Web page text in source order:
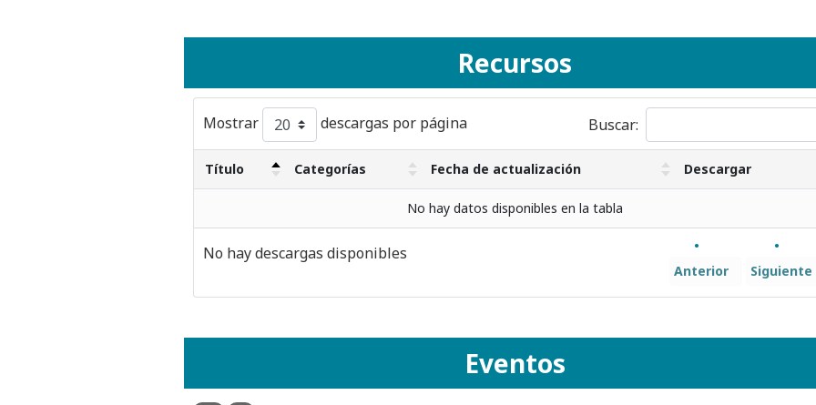
Recursos
Mostrar descargas por página Buscar:
Título Categorías Fecha de actualización Descargar
No hay datos disponibles en la tabla
No hay descargas disponibles
Anterior Siguiente
Eventos